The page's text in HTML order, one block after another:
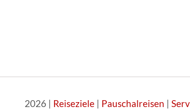
2026 | Reiseziele| Pauschalreisen